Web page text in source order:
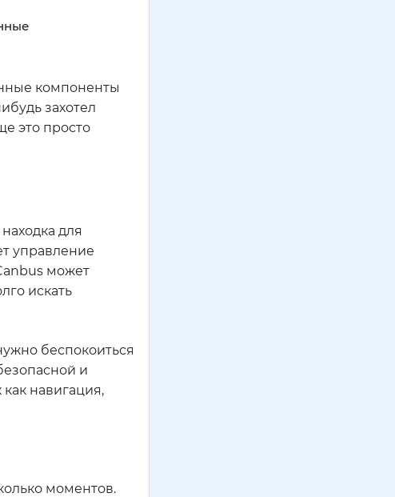
компоненты
захотел
это просто
для
управление
может
искать
беспокоиться
и
навигация,
моментов.